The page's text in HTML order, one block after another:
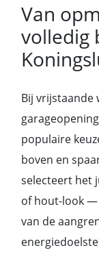
Van
volledig
Bij vrijstaande
populaire
boven en
selecteert het
of hout-look —
van de